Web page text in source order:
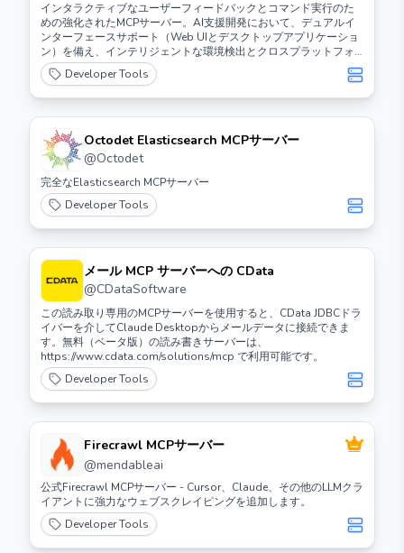
インタラクティブなユーザーフィードバックとコマンド実行のた
めの強化されたMCPサーバー。AI支援開発において、デュアルイ
ンターフェースサポート（Web UIとデスクトップアプリケーショ
ン）を備え、インテリジェントな環境検出とクロスプラットフォ
ーム互換性を特徴としています。
Developer Tools
Octodet Elasticsearch MCPサーバー
@Octodet
完全なElasticsearch MCPサーバー
Developer Tools
メール MCP サーバーへの CData
@CDataSoftware
この読み取り専用のMCPサーバーを使用すると、CData JDBCドラ
イバーを介してClaude Desktopからメールデータに接続できま
す。無料（ベータ版）の読み書きサーバーは、
https://www.cdata.com/solutions/mcp で利用可能です。
Developer Tools
Firecrawl MCPサーバー
@mendableai
公式Firecrawl MCPサーバー - Cursor、Claude、その他のLLMクラ
イアントに強力なウェブスクレイピングを追加します。
Developer Tools